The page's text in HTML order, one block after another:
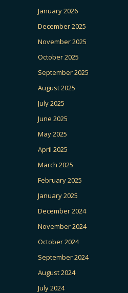
January 2026
December 2025
November 2025
October 2025
September 2025
August 2025
July 2025
June 2025
May 2025
April 2025
March 2025
February 2025
January 2025
December 2024
November 2024
October 2024
September 2024
August 2024
July 2024